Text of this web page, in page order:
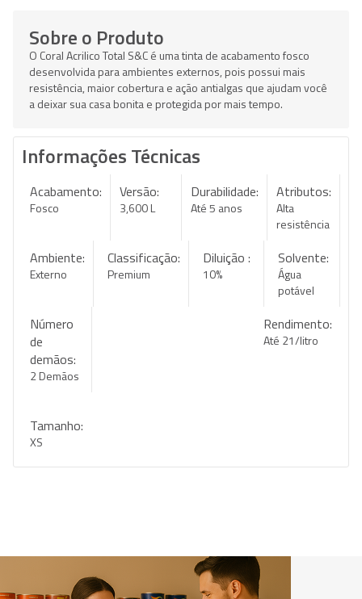
Sobre o Produto
O Coral Acrilico Total S&C é uma tinta de acabamento fosco
desenvolvida para ambientes externos, pois possui mais
resistência, maior cobertura e ação antialgas que ajudam você
a deixar sua casa bonita e protegida por mais tempo.
Informações Técnicas
Acabamento:
Fosco
Versão:
3,600 L
Durabilidade:
Até 5 anos
Atributos:
Alta
resistência
Ambiente:
Externo
Classificação:
Premium
Diluição :
10%
Solvente:
Água
potável
Número
de
demãos:
2 Demãos
Rendimento:
Até 21/litro
Tamanho:
XS